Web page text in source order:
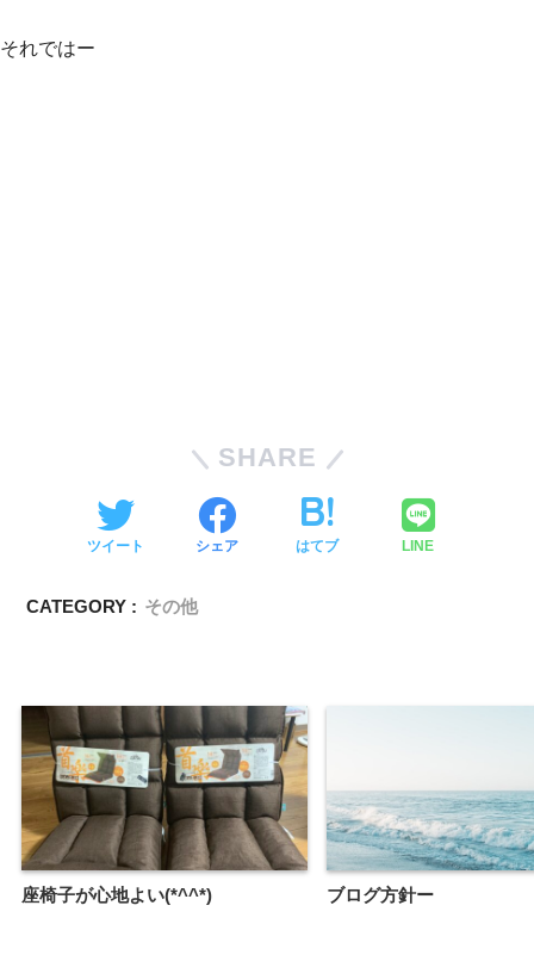
それではー
SHARE
ツイート シェア はてブ LINE
CATEGORY : その他
座椅子が心地よい(*^^*) ブログ方針ー